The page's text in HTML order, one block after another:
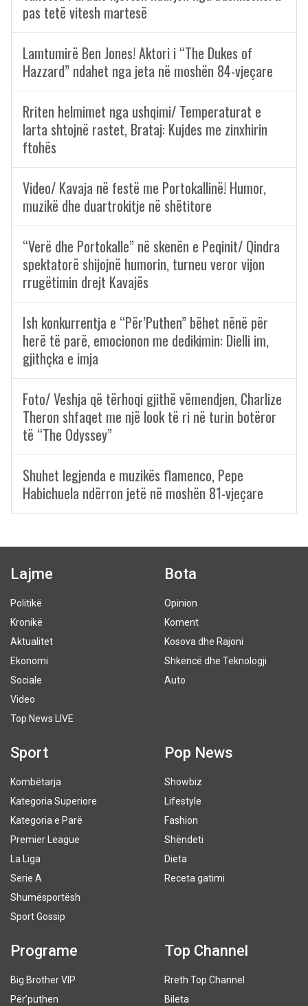
pas tetë vitesh martesë
Lamtumirë Ben Jones! Aktori i “The Dukes of
Hazzard” ndahet nga jeta në moshën 84-vjeçare
Rriten helmimet nga ushqimi/ Temperaturat e
larta shtojnë rastet, Brataj: Kujdes me zinxhirin
ftohës
Video/ Kavaja në festë me Portokallinë! Humor,
muzikë dhe duartrokitje në shëtitore
“Verë dhe Portokalle” në skenën e Peqinit/ Qindra
spektatorë shijojnë humorin, turneu veror vijon
rrugëtimin drejt Kavajës
Ish konkurrentja e “Për’Puthen” bëhet nënë për
herë të parë, emocionon me dedikimin: Dielli im,
gjithçka e imja
Foto/ Veshja që tërhoqi gjithë vëmendjen, Charlize
Theron shfaqet me një look të ri në turin botëror
të “The Odyssey”
Shuhet legjenda e muzikës flamenco, Pepe
Habichuela ndërron jetë në moshën 81-vjeçare
Lajme
Politikë
Kronikë
Aktualitet
Ekonomi
Sociale
Video
Top News LIVE
Bota
Opinion
Koment
Kosova dhe Rajoni
Shkencë dhe Teknologji
Auto
Sport
Kombëtarja
Kategoria Superiore
Kategoria e Parë
Premier League
La Liga
Serie A
Shumësportësh
Sport Gossip
Pop News
Showbiz
Lifestyle
Fashion
Shëndeti
Dieta
Receta gatimi
Programe
Big Brother VIP
Për’puthen
Top Channel
Rreth Top Channel
Bileta